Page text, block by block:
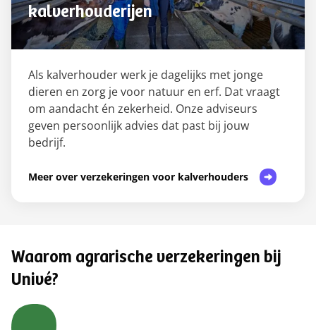
kalverhouderijen
Als kalverhouder werk je dagelijks met jonge
dieren en zorg je voor natuur en erf. Dat vraagt
om aandacht én zekerheid. Onze adviseurs
geven persoonlijk advies dat past bij jouw
bedrijf.
Meer over verzekeringen voor kalverhouders
Waarom agrarische verzekeringen bij
Univé?